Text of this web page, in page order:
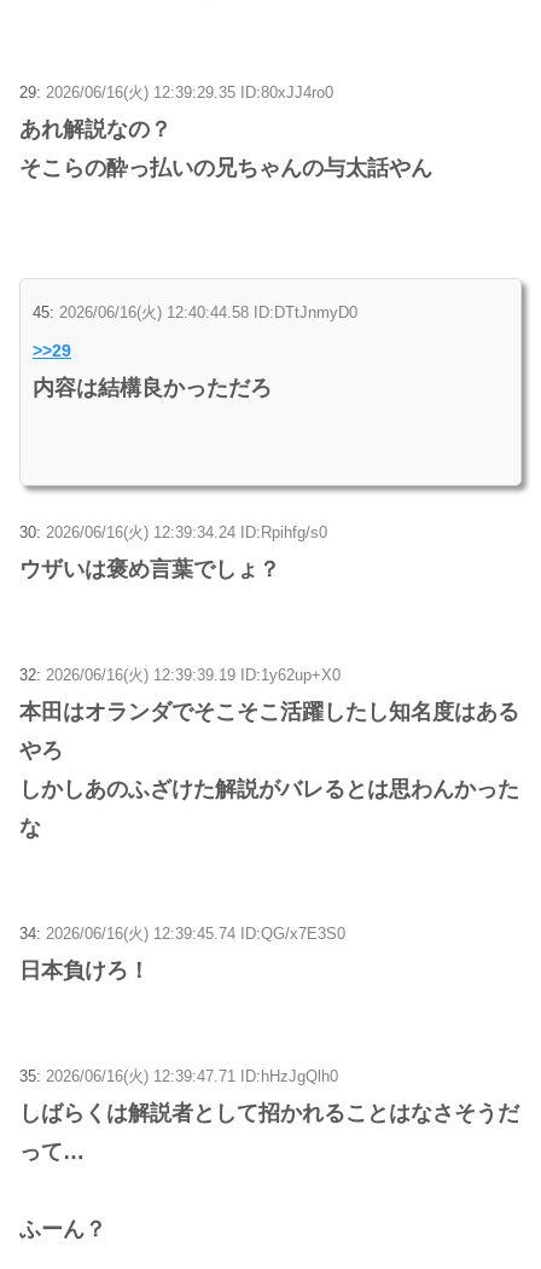
29: 2026/06/16(火) 12:39:29.35 ID:80xJJ4ro0
あれ解説なの？
そこらの酔っ払いの兄ちゃんの与太話やん
45: 2026/06/16(火) 12:40:44.58 ID:DTtJnmyD0
>>29
内容は結構良かっただろ
30: 2026/06/16(火) 12:39:34.24 ID:Rpihfg/s0
ウザいは褒め言葉でしょ？
32: 2026/06/16(火) 12:39:39.19 ID:1y62up+X0
本田はオランダでそこそこ活躍したし知名度はある
やろ
しかしあのふざけた解説がバレるとは思わんかった
な
34: 2026/06/16(火) 12:39:45.74 ID:QG/x7E3S0
日本負けろ！
35: 2026/06/16(火) 12:39:47.71 ID:hHzJgQlh0
しばらくは解説者として招かれることはなさそうだ
って…
ふーん？